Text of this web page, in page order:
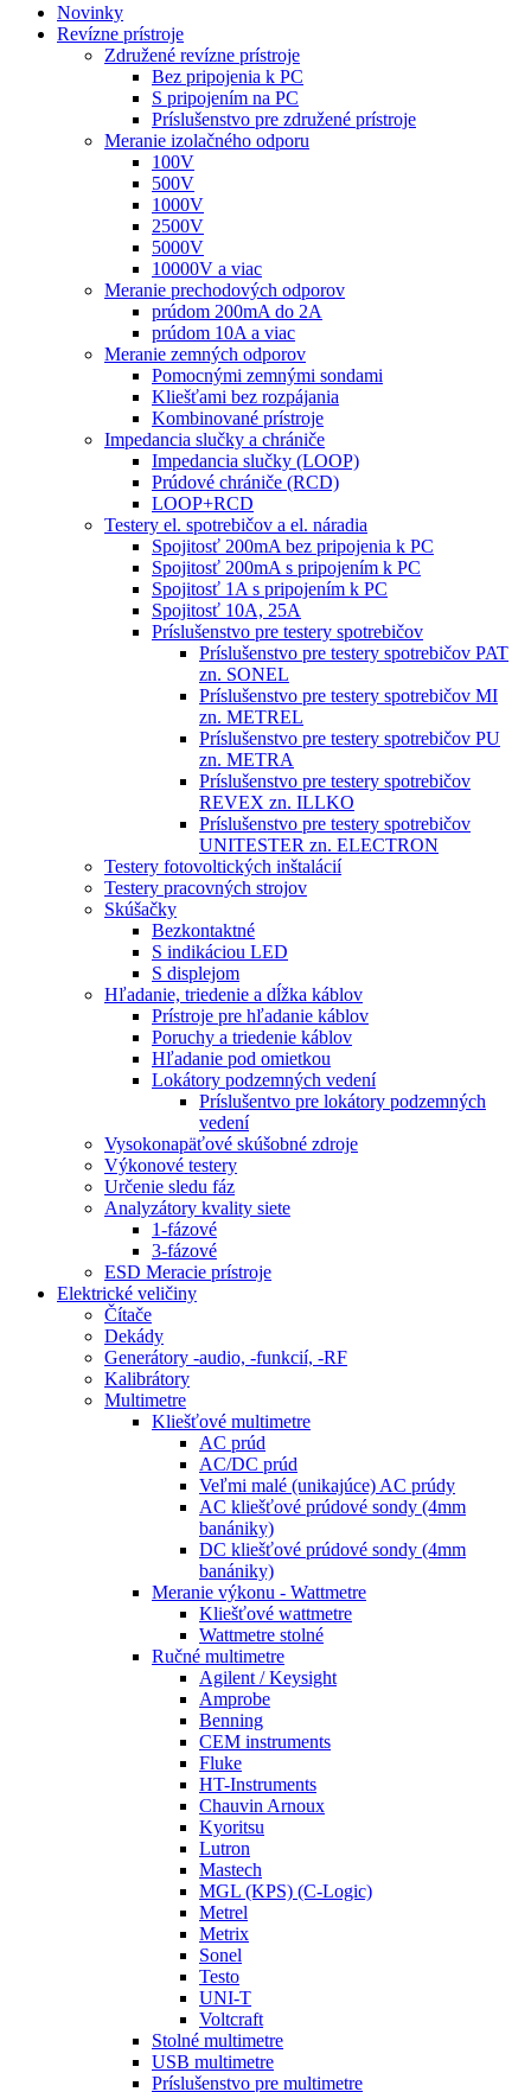
Novinky
Revízne prístroje
Združené revízne prístroje
Bez pripojenia k PC
S pripojením na PC
Príslušenstvo pre združené prístroje
Meranie izolačného odporu
100V
500V
1000V
2500V
5000V
10000V a viac
Meranie prechodových odporov
prúdom 200mA do 2A
prúdom 10A a viac
Meranie zemných odporov
Pomocnými zemnými sondami
Kliešťami bez rozpájania
Kombinované prístroje
Impedancia slučky a chrániče
Impedancia slučky (LOOP)
Prúdové chrániče (RCD)
LOOP+RCD
Testery el. spotrebičov a el. náradia
Spojitosť 200mA bez pripojenia k PC
Spojitosť 200mA s pripojením k PC
Spojitosť 1A s pripojením k PC
Spojitosť 10A, 25A
Príslušenstvo pre testery spotrebičov
Príslušenstvo pre testery spotrebičov PAT
zn. SONEL
Príslušenstvo pre testery spotrebičov MI
zn. METREL
Príslušenstvo pre testery spotrebičov PU
zn. METRA
Príslušenstvo pre testery spotrebičov
REVEX zn. ILLKO
Príslušenstvo pre testery spotrebičov
UNITESTER zn. ELECTRON
Testery fotovoltických inštalácií
Testery pracovných strojov
Skúšačky
Bezkontaktné
S indikáciou LED
S displejom
Hľadanie, triedenie a dĺžka káblov
Prístroje pre hľadanie káblov
Poruchy a triedenie káblov
Hľadanie pod omietkou
Lokátory podzemných vedení
Príslušentvo pre lokátory podzemných
vedení
Vysokonapäťové skúšobné zdroje
Výkonové testery
Určenie sledu fáz
Analyzátory kvality siete
1-fázové
3-fázové
ESD Meracie prístroje
Elektrické veličiny
Čítače
Dekády
Generátory -audio, -funkcií, -RF
Kalibrátory
Multimetre
Kliešťové multimetre
AC prúd
AC/DC prúd
Veľmi malé (unikajúce) AC prúdy
AC kliešťové prúdové sondy (4mm
banániky)
DC kliešťové prúdové sondy (4mm
banániky)
Meranie výkonu - Wattmetre
Kliešťové wattmetre
Wattmetre stolné
Ručné multimetre
Agilent / Keysight
Amprobe
Benning
CEM instruments
Fluke
HT-Instruments
Chauvin Arnoux
Kyoritsu
Lutron
Mastech
MGL (KPS) (C-Logic)
Metrel
Metrix
Sonel
Testo
UNI-T
Voltcraft
Stolné multimetre
USB multimetre
Príslušenstvo pre multimetre